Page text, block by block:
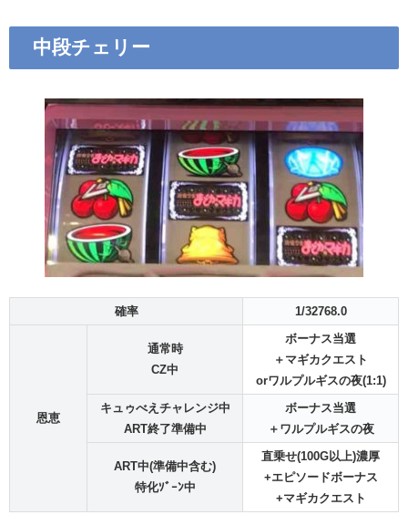
中段チェリー
確率 1/32768.0
恩恵
通常時
CZ中
ボーナス当選
＋マギカクエスト
orワルプルギスの夜(1:1)
キュゥべえチャレンジ中
ART終了準備中
ボーナス当選
＋ワルプルギスの夜
ART中(準備中含む)
特化ｿﾞｰﾝ中
直乗せ(100G以上)濃厚
+エピソードボーナス
+マギカクエスト